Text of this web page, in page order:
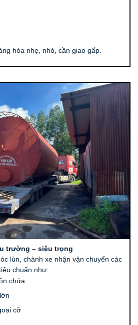
hóa nhẹ, nhỏ, cần giao gấp.
trường – siêu trọng
lùn, chành xe nhận vận chuyển các
chuẩn như:
chứa
cỡ